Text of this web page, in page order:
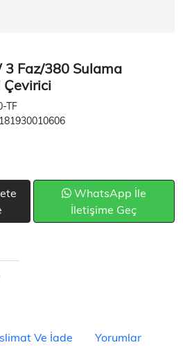
Faz/380 Sulama
Çevirici
TF
WhatsApp İle
İletişime Geç
Ve İade
Yorumlar